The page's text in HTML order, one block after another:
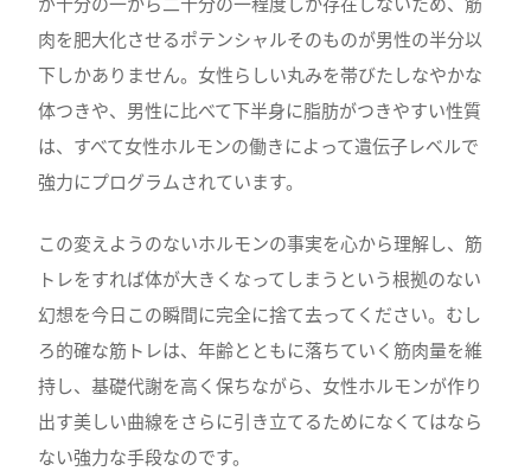
肉を肥大化させるポテンシャルそのものが男性の半分以
下しかありません。女性らしい丸みを帯びたしなやかな
体つきや、男性に比べて下半身に脂肪がつきやすい性質
は、すべて女性ホルモンの働きによって遺伝子レベルで
強力にプログラムされています。
この変えようのないホルモンの事実を心から理解し、筋
トレをすれば体が大きくなってしまうという根拠のない
幻想を今日この瞬間に完全に捨て去ってください。むし
ろ的確な筋トレは、年齢とともに落ちていく筋肉量を維
持し、基礎代謝を高く保ちながら、女性ホルモンが作り
出す美しい曲線をさらに引き立てるためになくてはなら
ない強力な手段なのです。